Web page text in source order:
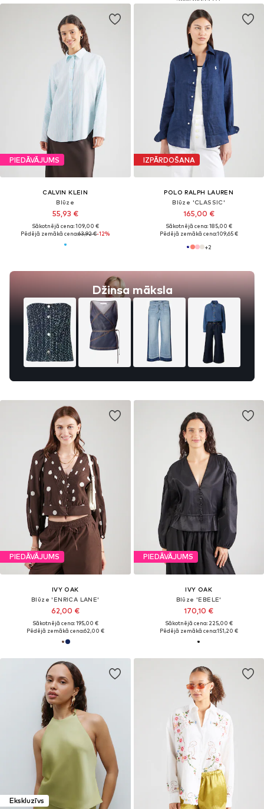
PIEDĀVĀJUMS
CALVIN KLEIN
Blūze
55,93 €
Sākotnējā cena: 109,00 €
Pēdējā zemākā cena:63,92 €-12%
Džinsa māksla
IZPĀRDOŠANA
POLO RALPH LAUREN
Blūze 'CLASSIC'
165,00 €
Sākotnējā cena: 185,00 €
Pēdējā zemākā cena:109,65 €
+2
PIEDĀVĀJUMS
IVY OAK
Blūze 'ENRICA LANE'
62,00 €
Sākotnējā cena: 195,00 €
Pēdējā zemākā cena:62,00 €
PIEDĀVĀJUMS
IVY OAK
Blūze 'EBELE'
170,10 €
Sākotnējā cena: 225,00 €
Pēdējā zemākā cena:151,20 €
Ekskluzīvs